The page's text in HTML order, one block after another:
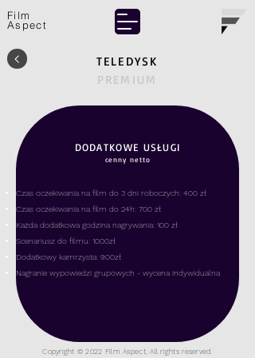
Film
Aspect
TELEDYSK
PREMIUM
DODATKOWE USŁUGI
Czas oczekiwania na film do 3 dni roboczych: 400 zł
Czas oczekiwania na film do 24h: 700 zł
Każda dodatkowa godzina nagrywania: 100 zł
Scenariusz do filmu: 1000zł
Dodatkowy kamrzysta: 900zł
Nagranie wypowiedzi grupowych - wycena indywidualna
cenny netto
Copyright © 2022 Film Aspect, All rights reserved.